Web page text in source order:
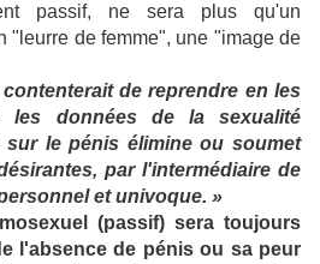
passif, ne sera plus qu'un
"leurre de femme", une "image de
de reprendre en les
les données de la sexualité
sur le pénis élimine ou soumet
par l'intermédiaire de
et univoque. »
(passif) sera toujours
l'absence de pénis ou sa peur